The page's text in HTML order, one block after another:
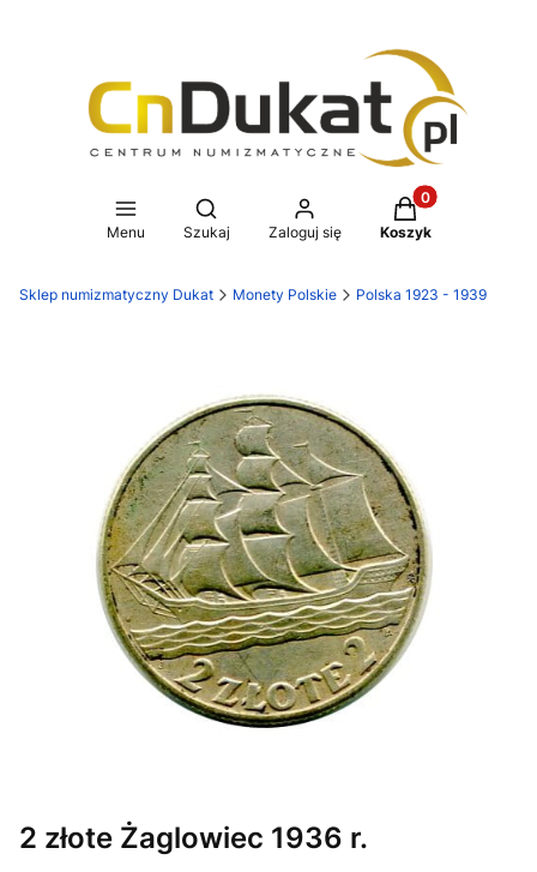
Menu
Otwórz wyszukiwarkę
Szukaj Zaloguj się
Produkty w
Koszyk
Sklep numizmatyczny Dukat Monety Polskie Polska 1923 - 1939
2 złote Żaglowiec 1936 r.